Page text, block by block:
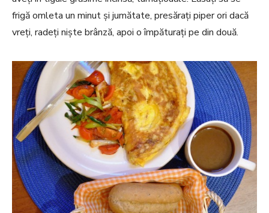
frigă omleta un minut și jumătate, presărați piper ori dacă
vreți, radeți niște brânză, apoi o împăturați pe din două.